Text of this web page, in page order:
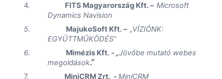
4.
FITS Magyarország Kft. –Microsoft
Dynamics Navision
5.
MajukoSoft Kft. – „VÍZIÓNK:
EGYÜTTMŰKÖDÉS”
6.
Mimézis Kft. - „Jövőbe mutató webes
megoldások.”
7. MiniCRM Zrt. -MiniCRM